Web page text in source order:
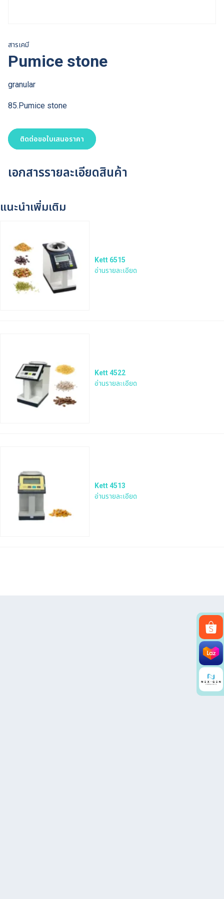
สารเคมี
Pumice stone
granular
85.Pumice stone
ติดต่อขอใบเสนอราคา
เอกสารรายละเอียดสินค้า
แนะนำเพิ่มเติม
Kett 6515
อ่านรายละเอียด
Kett 4522
อ่านรายละเอียด
Kett 4513
อ่านรายละเอียด